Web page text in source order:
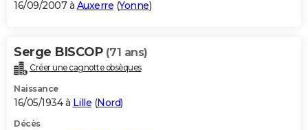
16/09/2007 à Auxerre (Yonne)
Serge BISCOP (71 ans)
Créer une cagnotte obsèques
Naissance
16/05/1934 à Lille (Nord)
Décès